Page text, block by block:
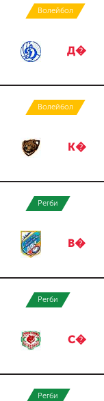
Волейбол
Д�
Волейбол
К�
Регби
В�
Регби
С�
Регби